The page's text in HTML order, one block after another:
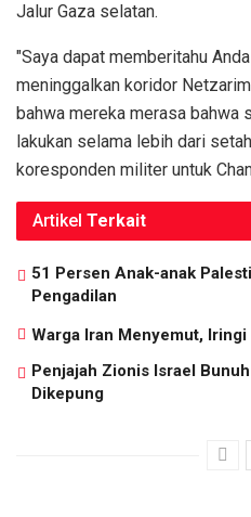
Jalur Gaza selatan.
"Saya dapat memberitahu
meninggalkan koridor
bahwa mereka merasa bahwa
lakukan selama lebih dari
koresponden militer untuk
Artikel Terkait
51 Persen Anak-anak
Pengadilan
Warga Iran Menyemut,
Penjajah Zionis Israel
Dikepung